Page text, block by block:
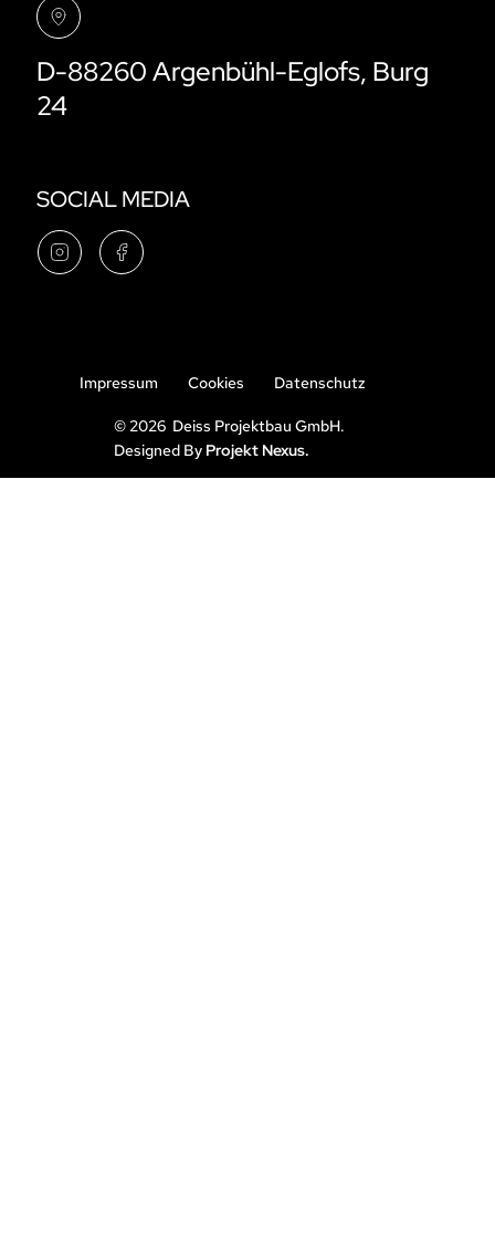
D-88260 Argenbühl-Eglofs, Burg
24
SOCIAL MEDIA
© 2026 Deiss Projektbau GmbH.
Designed By Projekt Nexus.
Impressum Cookies Datenschutz